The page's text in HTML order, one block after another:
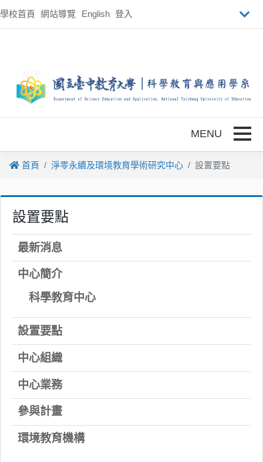
學校首頁 網站導覽 English 登入
首頁 淨零永續及環境教育學術研究中心 設置要點
設置要點
最新消息
中心簡介
科學教育中心
設置要點
中心組織
中心業務
參與計畫
環境教育機構